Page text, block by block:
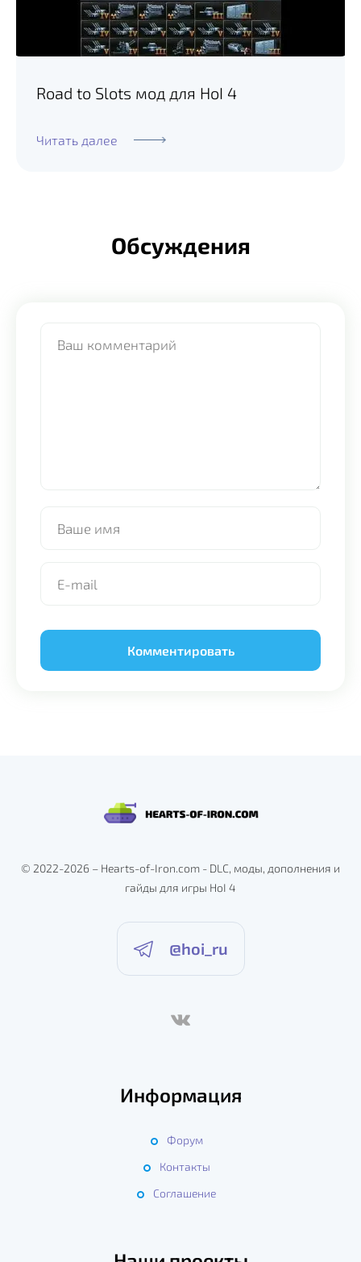
Road to Slots мод для HoI 4
Читать далее
Обсуждения
© 2022-2026 – Hearts-of-Iron.com - DLC, моды, дополнения и
гайды для игры HoI 4
@hoi_ru
Информация
Форум
Контакты
Соглашение